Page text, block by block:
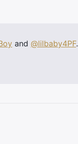
and @lilbaby4PF.